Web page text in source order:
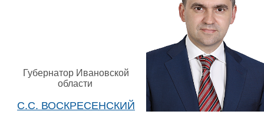
Губернатор Ивановской
области
С.С. ВОСКРЕСЕНСКИЙ